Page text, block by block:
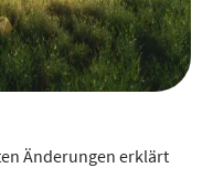
Änderungen erklärt